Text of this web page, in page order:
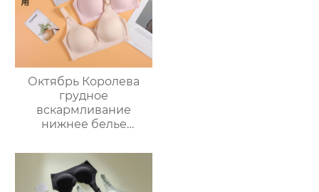
Октябрь Королева
грудное
вскармливание
нижнее белье
специальные
материнский
бюстгальтер анти-